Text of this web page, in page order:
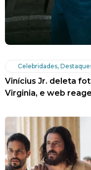
Celebridades,
Vinícius Jr. deleta
Virginia, e web reage